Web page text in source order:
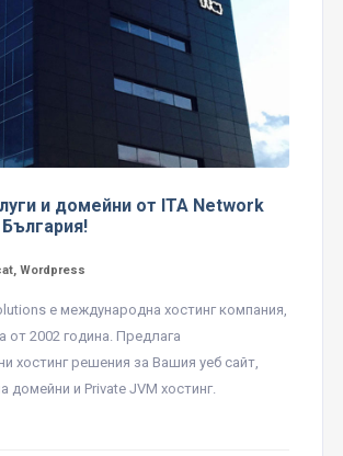
и домейни от ITA Network
Wordpress
е международна хостинг компания,
от 2002 година. Предлага
хостинг решения за Вашия уеб сайт,
домейни и Private JVM хостинг.